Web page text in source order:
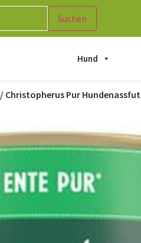
Suchen
Hund
/ Christopherus Pur